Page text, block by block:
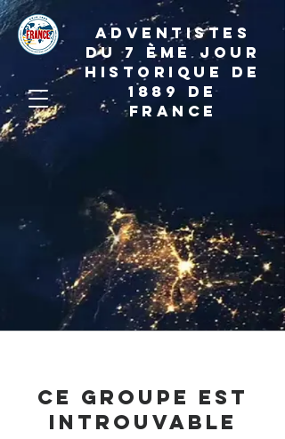
ADVENTISTES
DU 7 ème JOUR
HISTORIQUE DE
1889 de
france
Ce groupe est
introuvable